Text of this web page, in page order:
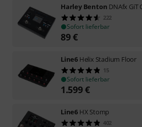
Harley Benton DNAfx GiT
222
Sofort lieferbar
89€
Line6 Helix Stadium Floor
15
Sofort lieferbar
1.599€
Line6 HX Stomp
402